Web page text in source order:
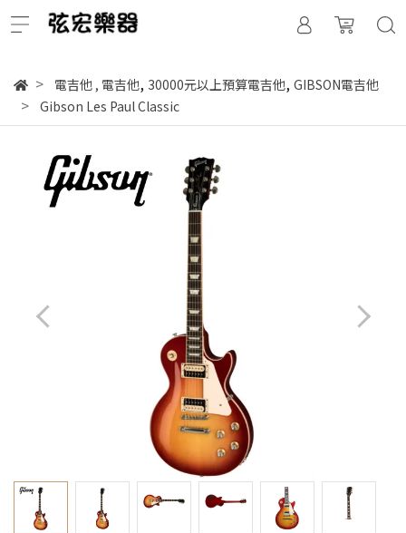
電吉他, 電吉他, 30000元以上預算電吉他, GIBSON電吉他
Gibson Les Paul Classic